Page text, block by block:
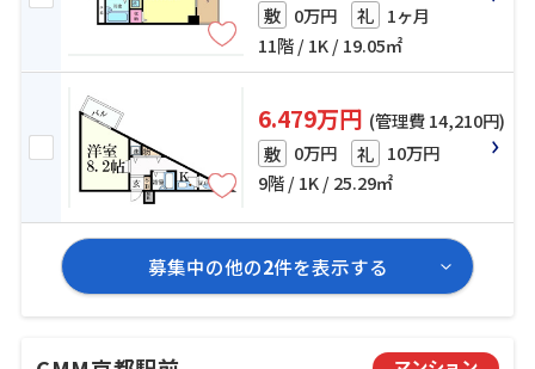
敷 0万円 礼 1ヶ月
11階 / 1K / 19.05㎡
6.479万円 (管理費 14,210円)
敷 0万円 礼 10万円
9階 / 1K / 25.29㎡
募集中の他の2件を表示する